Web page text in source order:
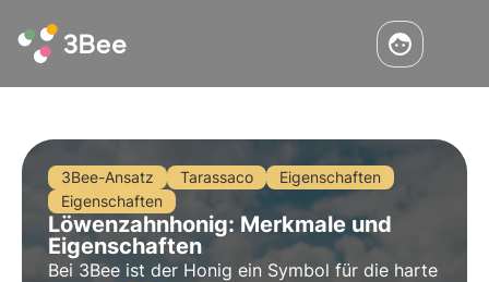
3Bee-Ansatz Tarassaco
Eigenschaften
Eigenschaften
Löwenzahnhonig: Merkmale und
Eigenschaften
Bei 3Bee ist der Honig ein Symbol für die harte